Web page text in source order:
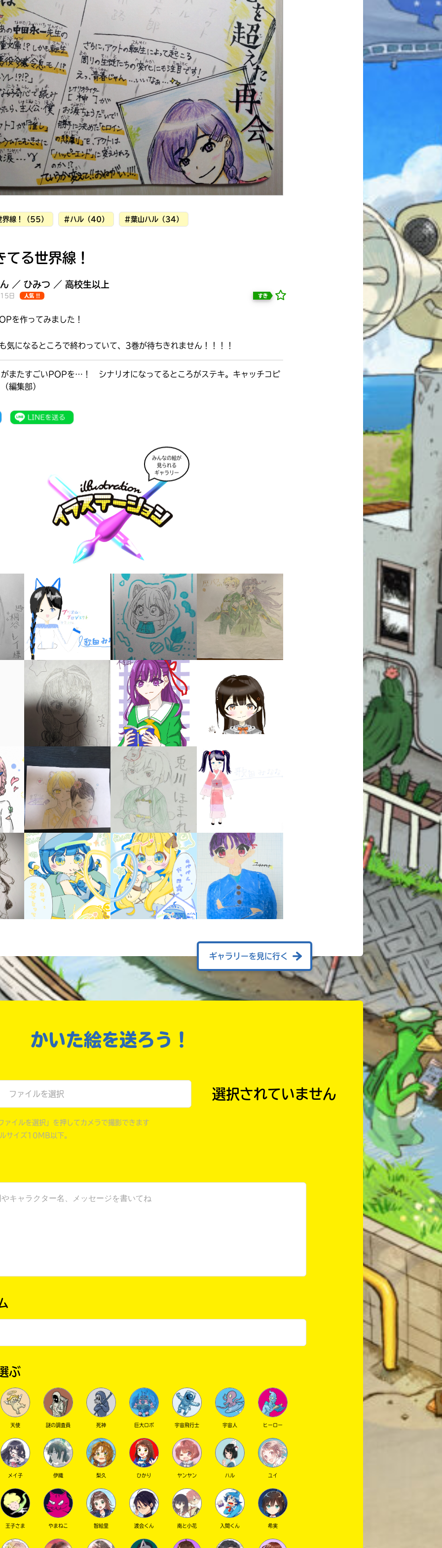
読みたい本が
見つかる
本を飛び出して
みんなとおしゃべり
できる掲示板
出会える
みんなの絵が
見られる
書店に届いた
みんなからのお手紙が
読める
このマチのことを
もっと知りたい
キーワードから探す
オフィシャルアカウント
SNSでシェアする
てる世界線！
線！（55） #ハル（40） #葉山ハル（34）
／ ひみつ ／ 高校生以上
日 人気 !! すき
を作ってみました！
気になるところで終わっていて、3巻が待ちきれません！！！！
がまたすごいPOPを…！ シナリオになってるところがステキ。キャッチコピ
編集部）
みんなの絵が
見られる
ギャラリー
ギャラリーを見に行く
かいた絵を送ろう！
ファイルを選択
イルを選択」を押してカメラで撮影できます
サイズ10MB以下。
ぶ
天使 謎の調査員 死神 巨大ロボ 宇宙飛行士 宇宙人 ヒーロー
メイ子 伊織 梨久 ひかり ヤンヤン ハル ユイ
王子さま やまねこ 智絵里 渡会くん 南と小花 入間くん 希実
入
力
内
容
に
エ
ラ
ー
が
で、
し
て
ね
戻る